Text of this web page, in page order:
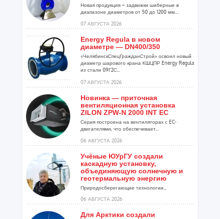
Новая продукция – задвижки шиберные в
диапазоне диаметров от 50 до 1200 мм...
07 АВГУСТА 2026
Energy Regula в новом
диаметре — DN400/350
«ЧелябинскСпецГражданСтрой» освоил новый
диаметр шарового крана КШЦПР Energy Regula
из стали 09Г2С...
07 АВГУСТА 2026
Новинка — приточная
вентиляционная установка
ZILON ZPW-N 2000 INT EC
Серия построена на вентиляторах с EC-
двигателями, что обеспечивает...
06 АВГУСТА 2026
Учёные ЮУрГУ создали
каскадную установку,
объединяющую солнечную и
геотермальную энергию
Природосберегающие технологии...
06 АВГУСТА 2026
Для Арктики создали